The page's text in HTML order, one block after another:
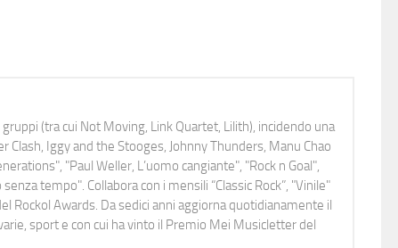
(tra cui Not Moving, Link Quartet, Lilith), incidendo una
Iggy and the Stooges, Johnny Thunders, Manu Chao
"Paul Weller, L’uomo cangiante", "Rock n Goal",
tempo". Collabora con i mensili “Classic Rock”, "Vinile"
Rockol Awards. Da sedici anni aggiorna quotidianamente il
sport e con cui ha vinto il Premio Mei Musicletter del